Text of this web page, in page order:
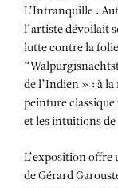
L’Intranquille :
l’artiste dévoilait
lutte contre la
de l’Indien » : à la
peinture
et les intuitions
L’exposition offre
de Gérard